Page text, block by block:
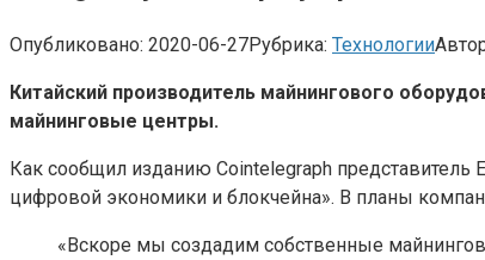
Опубликовано: 2020-06-27Рубрика: Технологии
Китайский производитель майнингового
майнинговые центры.
Как сообщил изданию Cointelegraph
цифровой экономики и блокчейна». В планы
«Вскоре мы создадим собственные